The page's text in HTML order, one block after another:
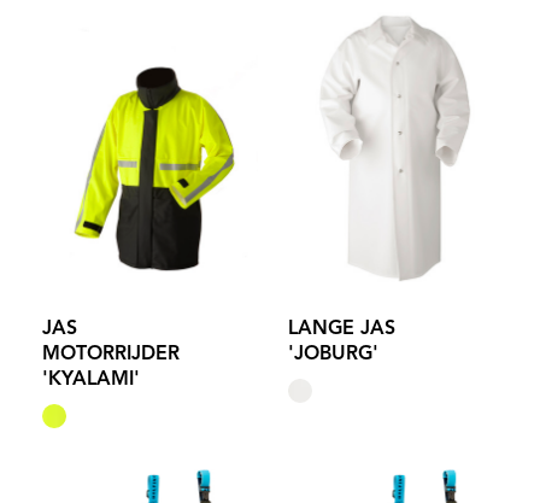
JAS
MOTORRIJDER
'KYALAMI'
LANGE JAS
'JOBURG'